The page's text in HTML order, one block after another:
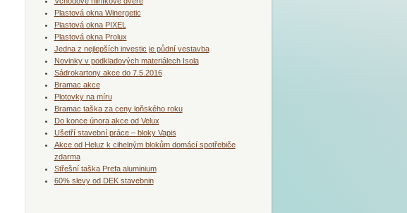
Plastová okna Winergetic
Plastová okna PIXEL
Plastová okna Prolux
Jedna z nejlepších investic je půdní vestavba
Novinky v podkladových materiálech Isola
Sádrokartony akce do 7.5.2016
Bramac akce
Plotovky na míru
Bramac taška za ceny loňského roku
Do konce února akce od Velux
Ušetří stavební práce – bloky Vapis
Akce od Heluz k cihelným blokům domácí spotřebiče
zdarma
Střešní taška Prefa aluminium
60% slevy od DEK stavebnin